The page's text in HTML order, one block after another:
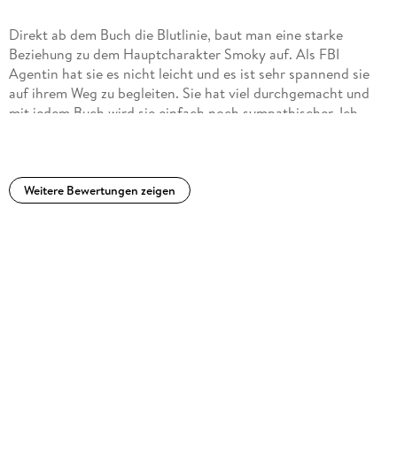
schnell greifbar, was mir aber dennoch nicht die Geschichte
ruiniert hat. Die Aufklärung und das ankommen beim Täter
war, wie gesagt mit eins paar längen, trotzdem super. Auch
bin ich der Meinung das man Smokys Geschichte eigentlich
vollständig in ein Eigenständiges Buch hätte verarbeiten
Direkt ab dem Buch die Blutlinie, baut man eine starke
Beziehung zu dem Hauptcharakter Smoky auf. Als FBI
Agentin hat sie es nicht leicht und es ist sehr spannend sie
auf ihrem Weg zu begleiten. Sie hat viel durchgemacht und
mit jedem Buch wird sie einfach noch sympathischer. Ich
Weitere Bewertungen zeigen